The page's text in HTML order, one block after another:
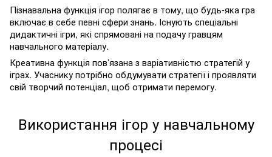
Пізнавальна функція ігор полягає в тому, що будь-яка гра
включає в себе певні сфери знань. Існують спеціальні
дидактичні ігри, які спрямовані на подачу гравцям
навчального матеріалу.
Креативна функція пов’язана з варіативністю стратегій у
іграх. Учаснику потрібно обдумувати стратегії і проявляти
свій творчий потенціал, щоб отримати перемогу.
Використання ігор у навчальному
процесі